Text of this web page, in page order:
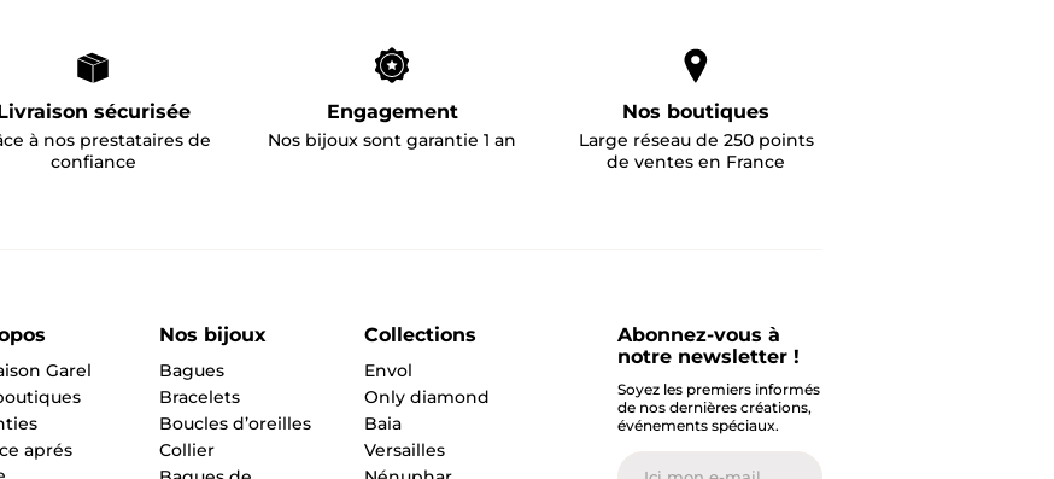
sécurisée
à nos prestataires de
confiance
Engagement
Nos bijoux sont garantie 1 an
Nos boutiques
Large réseau de 250 points
de ventes en France
Garel
aprés
Nos bijoux
Bagues
Bracelets
Boucles d’oreilles
Collier
Collections
Envol
Only diamond
Baia
Versailles
Abonnez-vous à
notre newsletter !
Soyez les premiers informés
de nos dernières créations,
événements spéciaux.